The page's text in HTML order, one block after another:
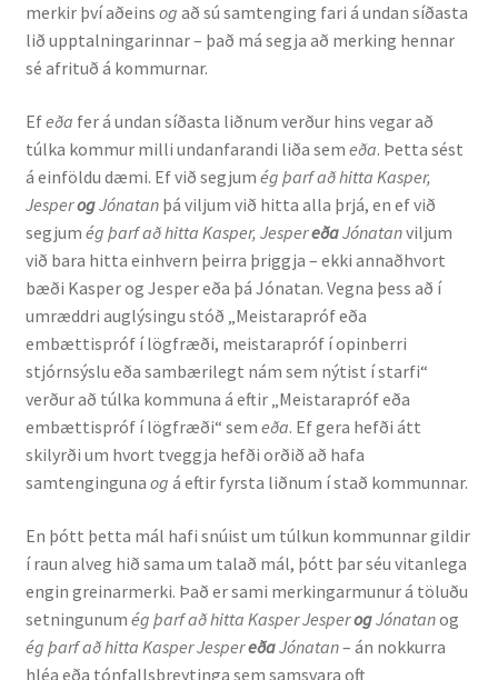
Ritverk og erindi
Bækur
Önnur ritverk
Ritrýndar greinar
Óritrýnt fræðilegt efni
Málfarspistlar
Fræðilegir fyrirlestrar
Ýmis erindi
Blaðaefni
English
Administration
CV
merkir því aðeins og að sú samtenging fari á undan síðasta
lið upptalningarinnar – það má segja að merking hennar
sé afrituð á kommurnar.
Efeða fer á undan síðasta liðnum verður hins vegar að
túlka kommur milli undanfarandi liða sem eða. Þetta sést
á einföldu dæmi. Ef við segjum ég þarf að hitta Kasper,
JesperogJónatanþá viljum við hitta alla þrjá, en ef við
segjum ég þarf að hitta Kasper, JespereðaJónatanviljum
við bara hitta einhvern þeirra þriggja – ekki annaðhvort
bæði Kasper og Jesper eða þá Jónatan. Vegna þess að í
umræddri auglýsingu stóð „Meistarapróf eða
embættispróf í lögfræði, meistarapróf í opinberri
stjórnsýslu eða sambærilegt nám sem nýtist í starfi“
verður að túlka kommuna á eftir „Meistarapróf eða
embættispróf í lögfræði“ sem eða. Ef gera hefði átt
skilyrði um hvort tveggja hefði orðið að hafa
samtenginguna og á eftir fyrsta liðnum í stað kommunnar.
En þótt þetta mál hafi snúist um túlkun kommunnar gildir
í raun alveg hið sama um talað mál, þótt þar séu vitanlega
engin greinarmerki. Það er sami merkingarmunur á töluðu
setningunum ég þarf að hitta Kasper JesperogJónatanog
ég þarf að hitta Kasper JespereðaJónatan– án nokkurra
hléa eða tónfallsbreytinga sem samsvara oft